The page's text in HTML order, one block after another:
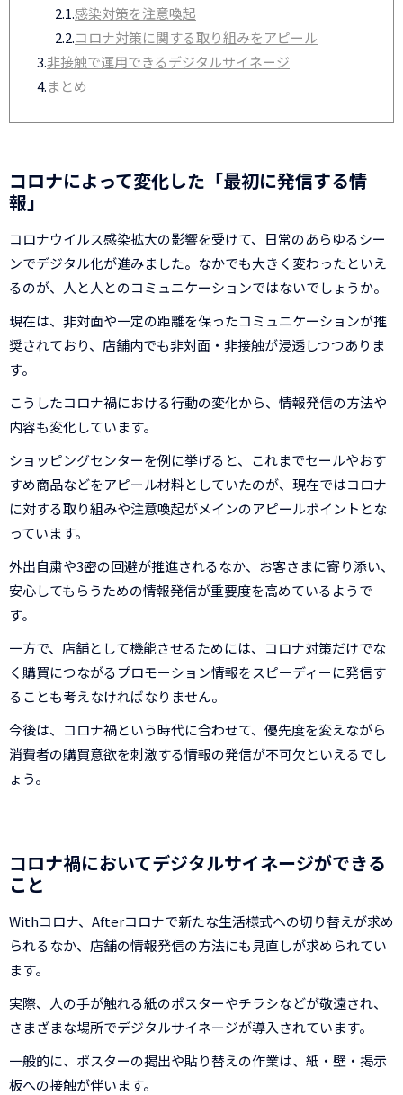
2.1.感染対策を注意喚起
2.2.コロナ対策に関する取り組みをアピール
3.非接触で運用できるデジタルサイネージ
4.まとめ
コロナによって変化した「最初に発信する情
報」
コロナウイルス感染拡大の影響を受けて、日常のあらゆるシー
ンでデジタル化が進みました。なかでも大きく変わったといえ
るのが、人と人とのコミュニケーションではないでしょうか。
現在は、非対面や一定の距離を保ったコミュニケーションが推
奨されており、店舗内でも非対面・非接触が浸透しつつありま
す。
こうしたコロナ禍における行動の変化から、情報発信の方法や
内容も変化しています。
ショッピングセンターを例に挙げると、これまでセールやおす
すめ商品などをアピール材料としていたのが、現在ではコロナ
に対する取り組みや注意喚起がメインのアピールポイントとな
っています。
外出自粛や3密の回避が推進されるなか、お客さまに寄り添い、
安心してもらうための情報発信が重要度を高めているようで
す。
一方で、店舗として機能させるためには、コロナ対策だけでな
く購買につながるプロモーション情報をスピーディーに発信す
ることも考えなければなりません。
今後は、コロナ禍という時代に合わせて、優先度を変えながら
消費者の購買意欲を刺激する情報の発信が不可欠といえるでし
ょう。
コロナ禍においてデジタルサイネージができる
こと
Withコロナ、Afterコロナで新たな生活様式への切り替えが求め
られるなか、店舗の情報発信の方法にも見直しが求められてい
ます。
実際、人の手が触れる紙のポスターやチラシなどが敬遠され、
さまざまな場所でデジタルサイネージが導入されています。
一般的に、ポスターの掲出や貼り替えの作業は、紙・壁・掲示
板への接触が伴います。